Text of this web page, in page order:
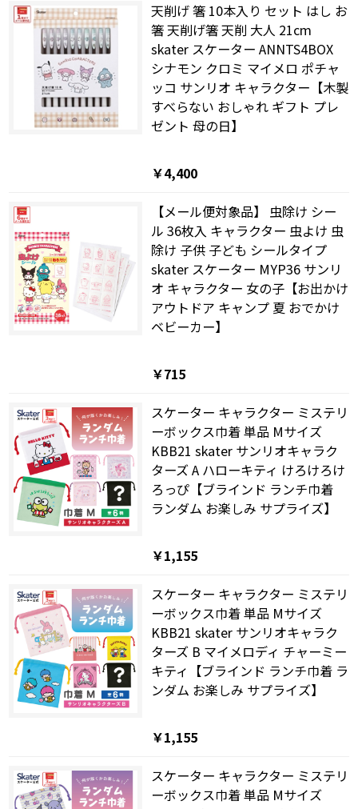
天削げ 箸 10本入り セット はし お
箸 天削げ箸 天削 大人 21cm
skater スケーター ANNTS4BOX
シナモン クロミ マイメロ ポチャ
ッコ サンリオ キャラクター【木製
すべらない おしゃれ ギフト プレ
ゼント 母の日】
￥4,400
【メール便対象品】 虫除け シー
ル 36枚入 キャラクター 虫よけ 虫
除け 子供 子ども シールタイプ
skater スケーター MYP36 サンリ
オ キャラクター 女の子【お出かけ
アウトドア キャンプ 夏 おでかけ
ベビーカー】
￥715
スケーター キャラクター ミステリ
ーボックス巾着 単品 Mサイズ
KBB21 skater サンリオキャラク
ターズ A ハローキティ けろけろけ
ろっぴ【ブラインド ランチ巾着
ランダム お楽しみ サプライズ】
￥1,155
スケーター キャラクター ミステリ
ーボックス巾着 単品 Mサイズ
KBB21 skater サンリオキャラク
ターズ B マイメロディ チャーミー
キティ【ブラインド ランチ巾着 ラ
ンダム お楽しみ サプライズ】
￥1,155
スケーター キャラクター ミステリ
ーボックス巾着 単品 Mサイズ